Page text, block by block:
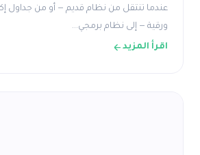
عندما تنتقل من نظام قديم — أو من
ورقية — إلى نظام برمجي…
اقرأ المزيد